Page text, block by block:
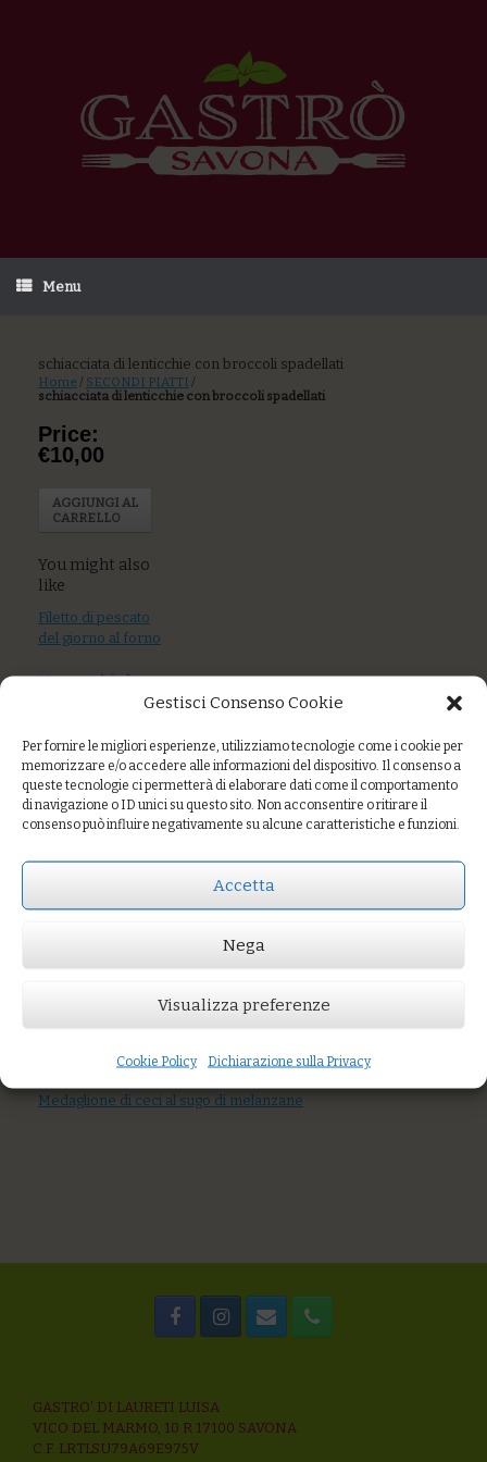
Gestisci Consenso Cookie
Per fornire le migliori esperienze, utilizziamo tecnologie come i cookie per
memorizzare e/o accedere alle informazioni del dispositivo. Il consenso a
queste tecnologie ci permetterà di elaborare dati come il comportamento
di navigazione o ID unici su questo sito. Non acconsentire o ritirare il
consenso può influire negativamente su alcune caratteristiche e funzioni.
Accetta
Nega
Visualizza preferenze
Cookie Policy Dichiarazione sulla Privacy
Menu
schiacciata di lenticchie con broccoli spadellati
Home / SECONDI PIATTI /
schiacciata di lenticchie con broccoli spadellati
Medaglione di salmone selvaggio con salsa allo yogurt, verze
Medaglione di ceci al sugo di melanzane
Price:
€10,00
AGGIUNGI AL
CARRELLO
You might also
like
Filetto di pescato
del giorno al forno
Uova pochè, fungo
erborinato,
crumble di pane
Burger di ceci con
funghi portobello
GASTRO’ DI LAURETI LUISA
VICO DEL MARMO, 10 R 17100 SAVONA
C.F. LRTLSU79A69E975V